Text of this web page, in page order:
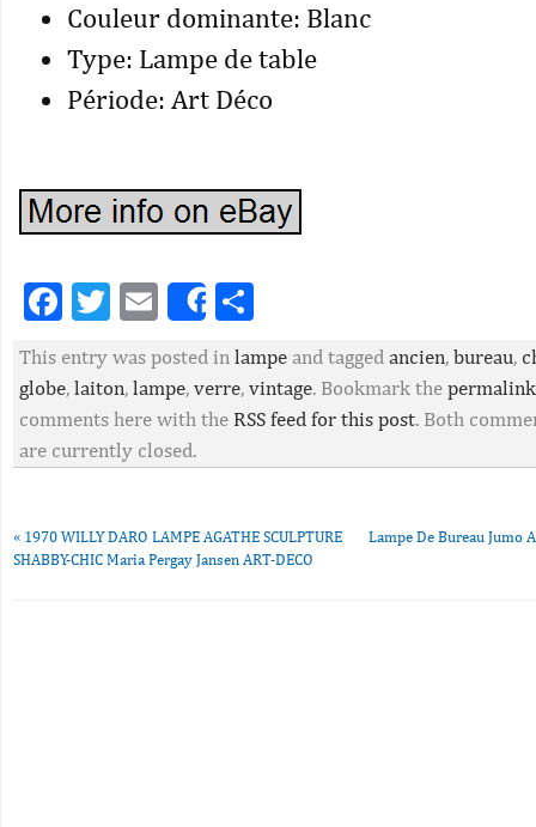
Couleur dominante: Blanc
Type: Lampe de table
Période: Art Déco
Facebook
Twitter
EmailShare
This entry was posted in lampe and tagged ancien, bureau,
globe, laiton, lampe, verre, vintage. Bookmark the permalink
comments here with the RSS feed for this post. Both
are currently closed.
« 1970 WILLY DARO LAMPE AGATHE SCULPTURE
SHABBY-CHIC Maria Pergay Jansen ART-DECO
Lampe De Bureau Jumo